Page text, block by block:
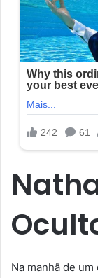
Na manhã de